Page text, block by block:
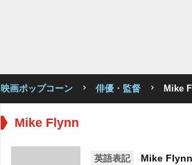
映画ポップコーン 俳優・監督 Mike
Mike Flynn
英語表記 Mike Flynn